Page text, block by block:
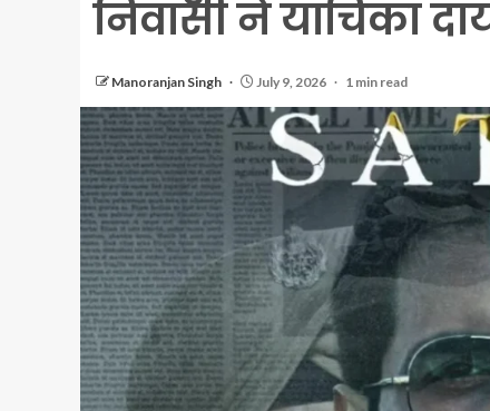
निवासी ने याचिका
Manoranjan Singh July 9, 2026 1 min read